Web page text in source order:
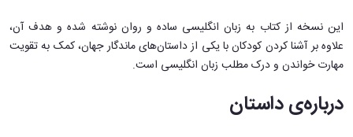
این نسخه از کتاب به زبان انگلیسی ساده و روان نوشته شده و هدف آن،
علاوه بر آشنا کردن کودکان با یکی از داستان‌های ماندگار جهان، کمک به تقویت
مهارت خواندن و درک مطلب زبان انگلیسی است.
درباره‌ی داستان